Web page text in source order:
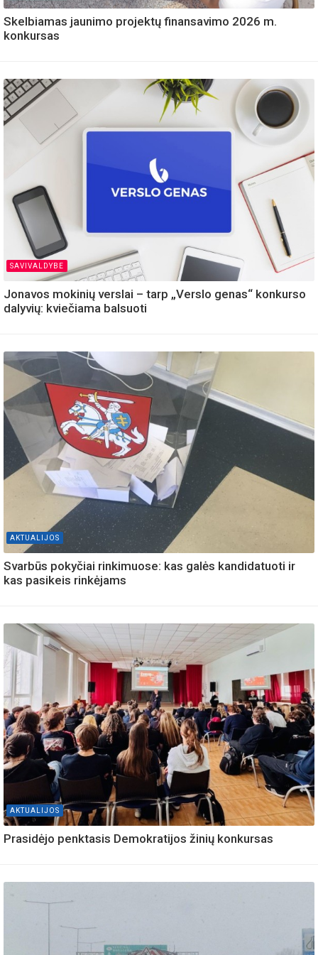
Skelbiamas jaunimo projektų finansavimo 2026 m.
konkursas
SAVIVALDYBE
Jonavos mokinių verslai – tarp „Verslo genas“ konkurso
dalyvių: kviečiama balsuoti
AKTUALIJOS
Svarbūs pokyčiai rinkimuose: kas galės kandidatuoti ir
kas pasikeis rinkėjams
AKTUALIJOS
Prasidėjo penktasis Demokratijos žinių konkursas